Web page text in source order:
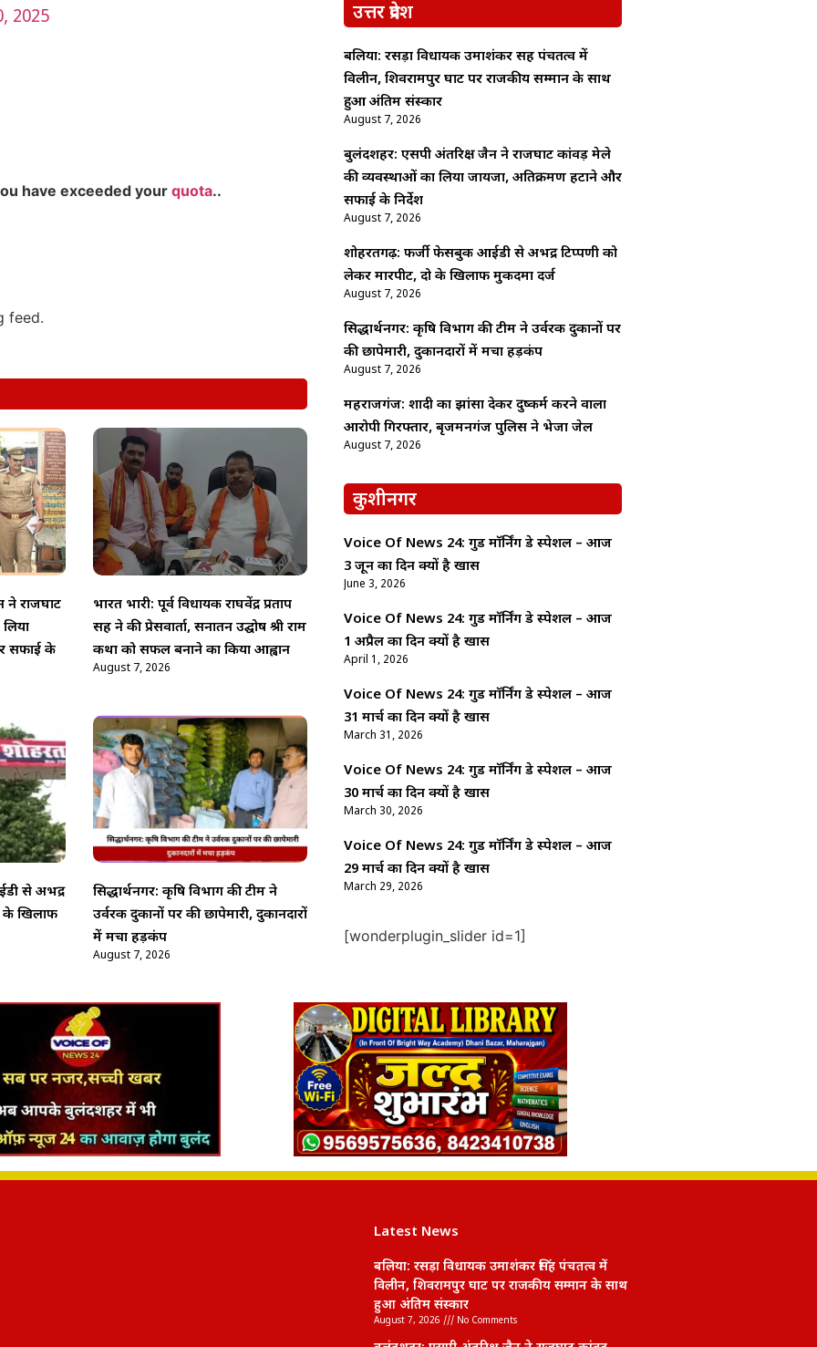
2025
have exceeded your quota..
feed.
ने राजघाट
सफाई के
भारत भारी: पूर्व विधायक राघवेंद्र प्रताप
सिंह ने की प्रेसवार्ता, सनातन उद्घोष श्री राम
कथा को सफल बनाने का किया आह्वान
August 7, 2026
से अभद्र
के खिलाफ
सिद्धार्थनगर: कृषि विभाग की टीम ने
उर्वरक दुकानों पर की छापेमारी, दुकानदारों
में मचा हड़कंप
August 7, 2026
उत्तर प्रदेश
बलिया: रसड़ा विधायक उमाशंकर सिंह पंचतत्व में
विलीन, शिवरामपुर घाट पर राजकीय सम्मान के साथ
हुआ अंतिम संस्कार
August 7, 2026
बुलंदशहर: एसपी अंतरिक्ष जैन ने राजघाट कांवड़ मेले
की व्यवस्थाओं का लिया जायजा, अतिक्रमण हटाने और
सफाई के निर्देश
August 7, 2026
शोहरतगढ़: फर्जी फेसबुक आईडी से अभद्र टिप्पणी को
लेकर मारपीट, दो के खिलाफ मुकदमा दर्ज
August 7, 2026
सिद्धार्थनगर: कृषि विभाग की टीम ने उर्वरक दुकानों पर
की छापेमारी, दुकानदारों में मचा हड़कंप
August 7, 2026
महराजगंज: शादी का झांसा देकर दुष्कर्म करने वाला
आरोपी गिरफ्तार, बृजमनगंज पुलिस ने भेजा जेल
August 7, 2026
कुशीनगर
Voice Of News 24: गुड माॅर्निंग डे स्पेशल – आज
3 जून का दिन क्यों है खास
June 3, 2026
Voice Of News 24: गुड माॅर्निंग डे स्पेशल – आज
1 अप्रैल का दिन क्यों है खास
April 1, 2026
Voice Of News 24: गुड माॅर्निंग डे स्पेशल – आज
31 मार्च का दिन क्यों है खास
March 31, 2026
Voice Of News 24: गुड माॅर्निंग डे स्पेशल – आज
30 मार्च का दिन क्यों है खास
March 30, 2026
Voice Of News 24: गुड माॅर्निंग डे स्पेशल – आज
29 मार्च का दिन क्यों है खास
March 29, 2026
[wonderplugin_slider id=1]
Latest News
बलिया: रसड़ा विधायक उमाशंकर सिंह पंचतत्व में
विलीन, शिवरामपुर घाट पर राजकीय सम्मान के साथ
हुआ अंतिम संस्कार
August 7, 2026 No Comments